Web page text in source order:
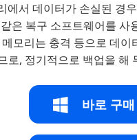
에서 데이터가 손실된 경
은 복구 소프트웨어를 사
메모리는 충격 등으로 데이
로, 정기적으로 백업을 해
바로 구매